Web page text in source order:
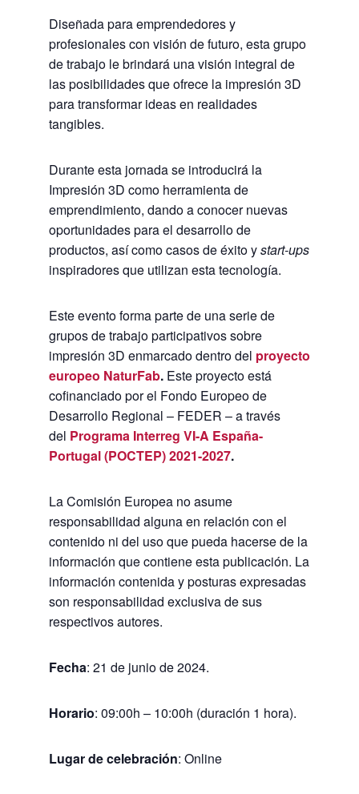
Diseñada para emprendedores y
profesionales con visión de futuro, esta grupo
de trabajo le brindará una visión integral de
las posibilidades que ofrece la impresión 3D
para transformar ideas en realidades
tangibles.
Durante esta jornada se introducirá la
Impresión 3D como herramienta de
emprendimiento, dando a conocer nuevas
oportunidades para el desarrollo de
productos, así como casos de éxito ystart-ups
inspiradores que utilizan esta tecnología.
Este evento forma parte de una serie de
grupos de trabajo participativos sobre
impresión 3D enmarcado dentro del proyecto
europeo NaturFab.Este proyecto está
cofinanciado por el Fondo Europeo de
Desarrollo Regional – FEDER – a través
del Programa Interreg VI-A España-
Portugal (POCTEP) 2021-2027.
La Comisión Europea no asume
responsabilidad alguna en relación con el
contenido ni del uso que pueda hacerse de la
información que contiene esta publicación. La
información contenida y posturas expresadas
son responsabilidad exclusiva de sus
respectivos autores.
Fecha: 21 de junio de 2024.
Horario: 09:00h – 10:00h (duración 1 hora).
Lugar de celebración: Online